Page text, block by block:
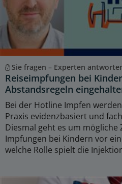
Sie fragen – Experten
Reiseimpfungen bei
Abstandsregeln
Bei der Hotline Impfen
Praxis evidenzbasiert und
Diesmal geht es um
Impfungen bei Kindern vor
welche Rolle spielt die